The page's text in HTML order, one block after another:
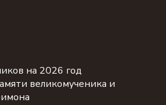
на 2026 год
великомученика и